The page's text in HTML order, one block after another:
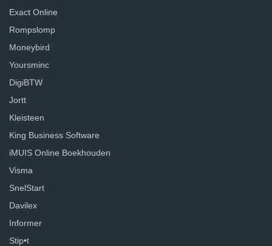
Exact Online
Rompslomp
Moneybird
Yoursminc
DigiBTW
Jortt
Kleisteen
King Business Software
iMUIS Online Boekhouden
Visma
SnelStart
Davilex
Informer
Stip•t